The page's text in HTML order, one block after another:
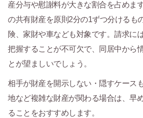
産分与や慰謝料が大きな割合を占めま
の共有財産を原則2分の1ずつ分けるも
険、家財や車なども対象です。請求に
把握することが不可欠で、同居中から
とが望ましいでしょう。
相手が財産を開示しない・隠すケース
地など複雑な財産が関わる場合は、早
ることをおすすめします。